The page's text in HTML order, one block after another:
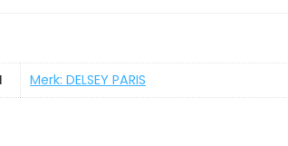
Merk: DELSEY PARIS